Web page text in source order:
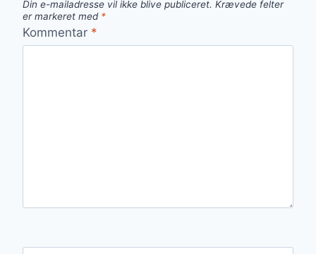
Din e-mailadresse vil ikke blive publiceret. Krævede felter
er markeret med *
Kommentar *